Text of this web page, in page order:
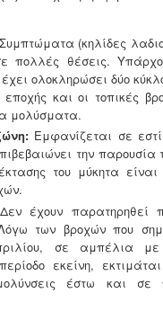
Συμπτώματα (κηλίδες
πολλές θέσεις.
ολοκληρώσει δύο
και οι τοπικές
μολύσματα.
Εμφανίζεται σε
την παρουσία
του μύκητα
Δεν έχουν παρατηρηθεί
των βροχών που
σε αμπέλια με
εκείνη,
έστω και σε